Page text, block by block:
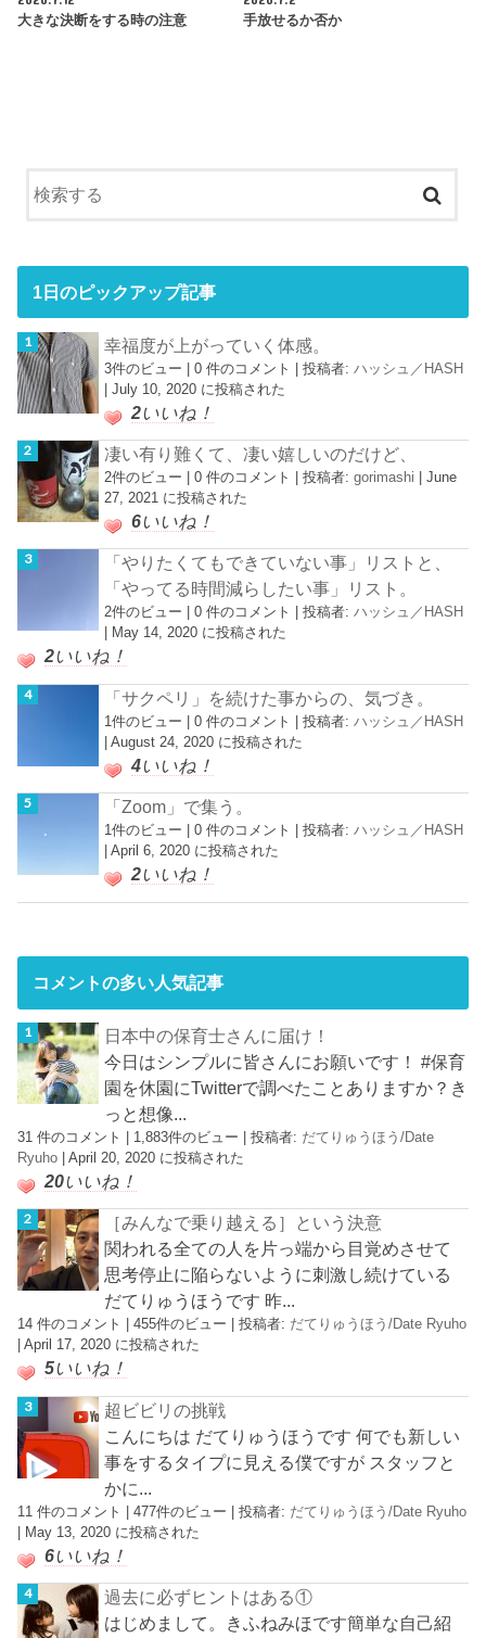
大きな決断をする時の注意
手放せるか否か
1日のピックアップ記事
幸福度が上がっていく体感。
3件のビュー |0 件のコメント |投稿者:ハッシュ／HASH
|July 10, 2020 に投稿された
2いいね！
凄い有り難くて、凄い嬉しいのだけど、
2件のビュー |0 件のコメント |投稿者:gorimashi |June
27, 2021 に投稿された
6いいね！
「やりたくてもできていない事」リストと、
「やってる時間減らしたい事」リスト。
2件のビュー |0 件のコメント |投稿者:ハッシュ／HASH
May 14, 2020 に投稿された
2いいね！
「サクペリ」を続けた事からの、気づき。
1件のビュー |0 件のコメント |投稿者:ハッシュ／HASH
|August 24, 2020 に投稿された
4いいね！
「Zoom」で集う。
1件のビュー |0 件のコメント |投稿者:ハッシュ／HASH
|April 6, 2020 に投稿された
2いいね！
コメントの多い人気記事
日本中の保育士さんに届け！
今日はシンプルに皆さんにお願いです！ #保育
園を休園にTwitterで調べたことありますか？き
っと想像...
31 件のコメント 1,883件のビュー |投稿者: だてりゅうほう/Date
Ryuho |April 20, 2020 に投稿された
20いいね！
［みんなで乗り越える］という決意
関われる全ての人を片っ端から目覚めさせて
思考停止に陥らないように刺激し続けている
だてりゅうほうです 昨...
14 件のコメント |455件のビュー |投稿者: だてりゅうほう/Date Ryuho
|April 17, 2020 に投稿された
5いいね！
超ビビリの挑戦
こんにちは だてりゅうほうです 何でも新しい
事をするタイプに見える僕ですが スタッフと
かに...
11 件のコメント |477件のビュー |投稿者: だてりゅうほう/Date Ryuho
May 13, 2020 に投稿された
6いいね！
過去に必ずヒントはある①
はじめまして。きふねみほです簡単な自己紹